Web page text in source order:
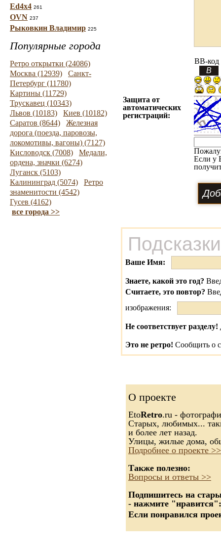
Ed4x4 261
OVN 237
Рыковкин Владимир 225
Популярные города
Ретро открытки (24086)
Москва (12939)
Санкт-
Петербург (11780)
Картины (11729)
Трускавец (10343)
Львов (10183)
Киев (10182)
Саратов (8644)
Железная
дорога (поезда, паровозы,
локомотивы, вагоны) (7127)
Кисловодск (7008)
Медали,
ордена, значки (6274)
Луганск (5103)
Калининград (5074)
Ретро
знаменитости (4542)
Гусев (4162)
все города >>
BB-код
Защита от
автоматических
регистраций:
Если у
Ваше Имя:
Знаете, какой это год?
Считаете, это повтор?
изображения:
Не соответствует разделу!
Это не ретро! Сообщить о
О проекте
EtoRetro.ru -
Старых, любимых...
и более лет назад.
Улицы, жилые дома,
Подробнее о проекте >>
Также полезно:
Вопросы и ответы >>
Подпишитесь на
- нажмите "нравится":
Если понравился